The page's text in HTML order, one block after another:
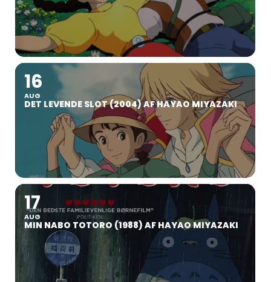
16
AUG
DET LEVENDE SLOT (2004) AF HAYAO MIYAZAKI
17
AUG
MIN NABO TOTORO (1988) AF HAYAO MIYAZAKI